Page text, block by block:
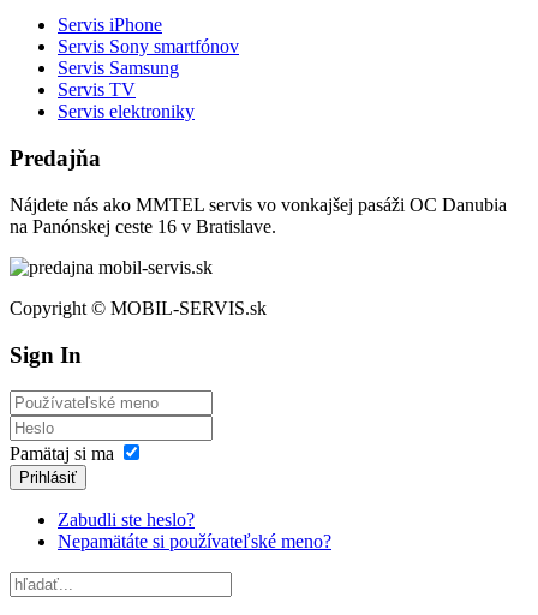
Servis iPhone
Servis Sony smartfónov
Servis Samsung
Servis TV
Servis elektroniky
Predajňa
Nájdete nás ako MMTEL servis vo vonkajšej pasáži OC Danubia
na Panónskej ceste 16 v Bratislave.
Copyright © MOBIL-SERVIS.sk
Sign In
Pamätaj si ma
Prihlásiť
Zabudli ste heslo?
Nepamätáte si používateľské meno?